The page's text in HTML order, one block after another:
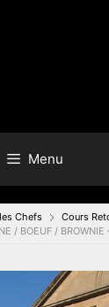
Menu
Chefs
Cours
/ BOEUF /